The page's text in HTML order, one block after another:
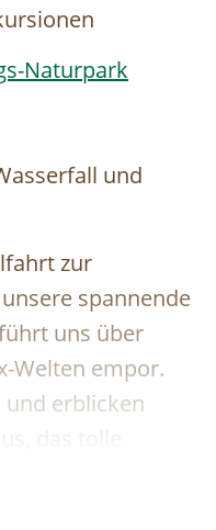
Naturpark
und
zur
spannende
uns über
Welten empor.
und erblicken
das tolle
Bergwelt